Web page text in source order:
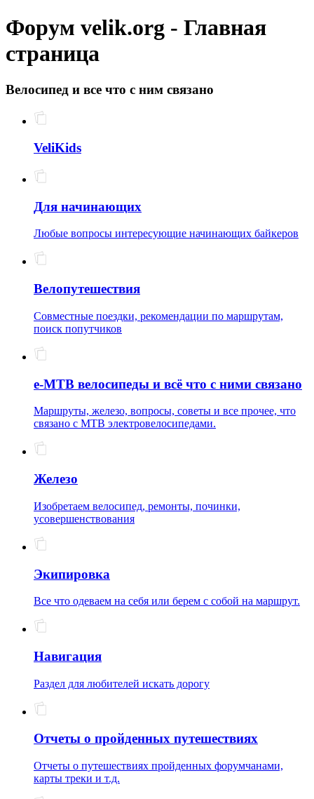
Форум velik.org - Главная
страница
Велосипед и все что с ним связано
VeliKids
Для начинающих
Любые вопросы интересующие начинающих байкеров
Велопутешествия
Совместные поездки, рекомендации по маршрутам,
поиск попутчиков
e-MTB велосипеды и всё что с ними связано
Маршруты, железо, вопросы, советы и все прочее, что
связано с MTB электровелосипедами.
Железо
Изобретаем велосипед, ремонты, починки,
усовершенствования
Экипировка
Все что одеваем на себя или берем с собой на маршрут.
Навигация
Раздел для любителей искать дорогу
Отчеты о пройденных путешествиях
Отчеты о путешествиях пройденных форумчанами,
карты треки и т.д.